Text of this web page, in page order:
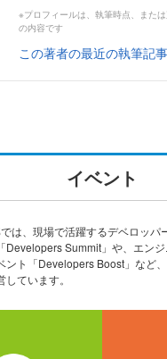
※プロフィールは、執筆時点、また
の内容です
この著者の最近の執筆記事
イベント
は、現場で活躍するデベロッパ
Developers Summit」や、エン
ント「Developers Boost」など
ています。